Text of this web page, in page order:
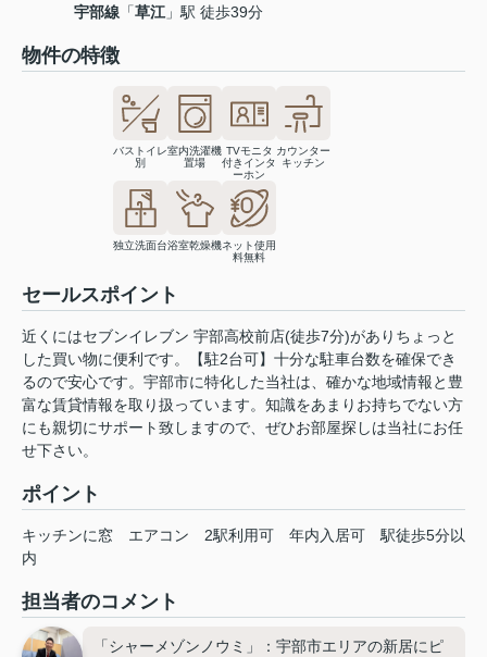
宇部線 「草江」駅 徒歩39分
物件の特徴
バストイレ
別
室内洗濯機
置場
TVモニタ
付きインタ
ーホン
カウンター
キッチン
独立洗面台浴室乾燥機ネット使用
料無料
セールスポイント
近くにはセブンイレブン 宇部高校前店(徒歩7分)がありちょっと
した買い物に便利です。【駐2台可】十分な駐車台数を確保でき
るので安心です。宇部市に特化した当社は、確かな地域情報と豊
富な賃貸情報を取り扱っています。知識をあまりお持ちでない方
にも親切にサポート致しますので、ぜひお部屋探しは当社にお任
せ下さい。
ポイント
キッチンに窓 エアコン 2駅利用可 年内入居可
駅徒歩5分以
内
担当者のコメント
「シャーメゾンノウミ」：宇部市エリアの新居にピ